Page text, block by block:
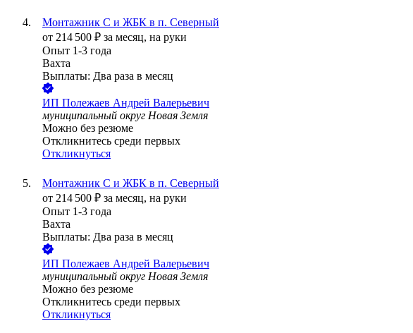
Монтажник С и ЖБК в п. Северный
от 214 500 ₽ за месяц, на руки
Опыт 1-3 года
Вахта
Выплаты: Два раза в месяц
ИП Полежаев Андрей Валерьевич
муниципальный округ Новая Земля
Можно без резюме
Откликнитесь среди первых
Откликнуться
Монтажник С и ЖБК в п. Северный
от 214 500 ₽ за месяц, на руки
Опыт 1-3 года
Вахта
Выплаты: Два раза в месяц
ИП Полежаев Андрей Валерьевич
муниципальный округ Новая Земля
Можно без резюме
Откликнитесь среди первых
Откликнуться